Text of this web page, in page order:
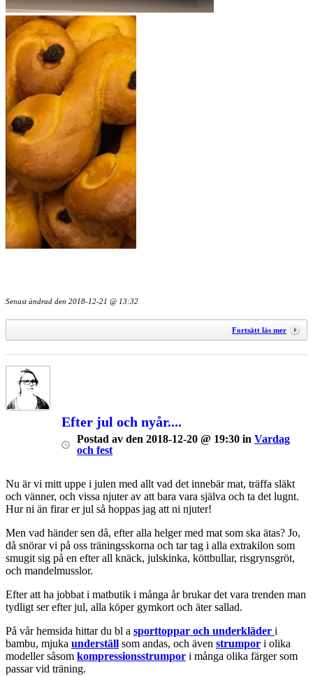
Senast ändrad den 2018-12-21 @ 13:32
Fortsätt läs mer
Efter jul och nyår....
Postad av den 2018-12-20 @ 19:30 in Vardag
och fest
Nu är vi mitt uppe i julen med allt vad det innebär mat, träffa släkt
och vänner, och vissa njuter av att bara vara själva och ta det lugnt.
Hur ni än firar er jul så hoppas jag att ni njuter!
Men vad händer sen då, efter alla helger med mat som ska ätas? Jo,
då snörar vi på oss träningsskorna och tar tag i alla extrakilon som
smugit sig på en efter all knäck, julskinka, köttbullar, risgrynsgröt,
och mandelmusslor.
Efter att ha jobbat i matbutik i många år brukar det vara trenden man
tydligt ser efter jul, alla köper gymkort och äter sallad.
På vår hemsida hittar du bl a sporttoppar och underkläder i
bambu, mjuka underställ som andas, och även strumpor i olika
modeller såsom kompressionsstrumpor i många olika färger som
passar vid träning.